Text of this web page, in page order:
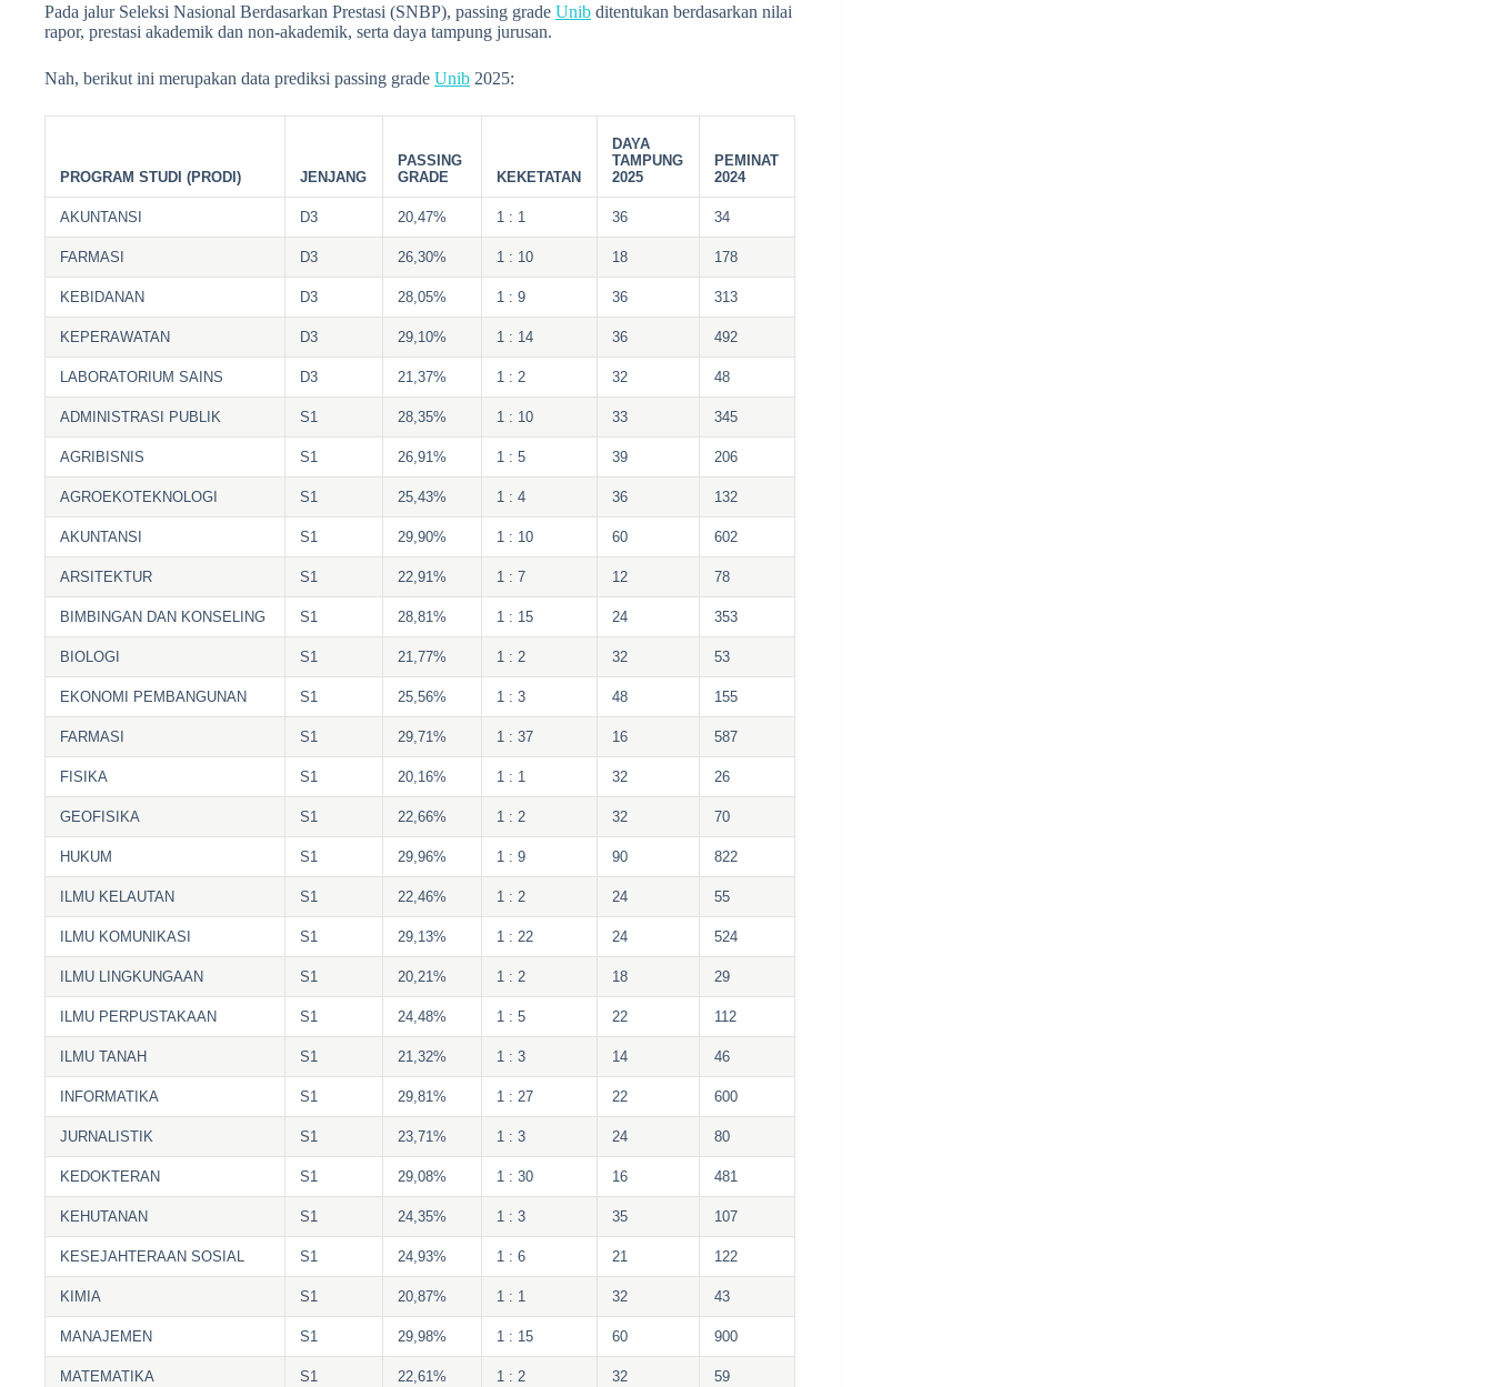
Pada jalur Seleksi Nasional Berdasarkan Prestasi (SNBP), passing grade Unib ditentukan berdasarkan nilai
rapor, prestasi akademik dan non-akademik, serta daya tampung jurusan.
Nah, berikut ini merupakan data prediksi passing grade Unib 2025:
PROGRAM STUDI (PRODI) JENJANG
PASSING
GRADE
KEKETATAN
DAYA
TAMPUNG
2025
PEMINAT
2024
AKUNTANSI D3 20,47% 1 : 1 36 34
FARMASI D3 26,30% 1 : 10 18 178
KEBIDANAN D3 28,05% 1 : 9 36 313
KEPERAWATAN D3 29,10% 1 : 14 36 492
LABORATORIUM SAINS D3 21,37% 1 : 2 32 48
ADMINISTRASI PUBLIK S1 28,35% 1 : 10 33 345
AGRIBISNIS S1 26,91% 1 : 5 39 206
AGROEKOTEKNOLOGI S1 25,43% 1 : 4 36 132
AKUNTANSI S1 29,90% 1 : 10 60 602
ARSITEKTUR S1 22,91% 1 : 7 12 78
BIMBINGAN DAN KONSELING S1 28,81% 1 : 15 24 353
BIOLOGI S1 21,77% 1 : 2 32 53
EKONOMI PEMBANGUNAN S1 25,56% 1 : 3 48 155
FARMASI S1 29,71% 1 : 37 16 587
FISIKA S1 20,16% 1 : 1 32 26
GEOFISIKA S1 22,66% 1 : 2 32 70
HUKUM S1 29,96% 1 : 9 90 822
ILMU KELAUTAN S1 22,46% 1 : 2 24 55
ILMU KOMUNIKASI S1 29,13% 1 : 22 24 524
ILMU LINGKUNGAAN S1 20,21% 1 : 2 18 29
ILMU PERPUSTAKAAN S1 24,48% 1 : 5 22 112
ILMU TANAH S1 21,32% 1 : 3 14 46
INFORMATIKA S1 29,81% 1 : 27 22 600
JURNALISTIK S1 23,71% 1 : 3 24 80
KEDOKTERAN S1 29,08% 1 : 30 16 481
KEHUTANAN S1 24,35% 1 : 3 35 107
KESEJAHTERAAN SOSIAL S1 24,93% 1 : 6 21 122
KIMIA S1 20,87% 1 : 1 32 43
MANAJEMEN S1 29,98% 1 : 15 60 900
MATEMATIKA S1 22,61% 1 : 2 32 59